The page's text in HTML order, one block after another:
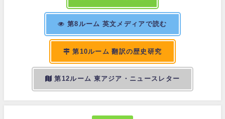
第8ルーム 英文メディアで読む
第10ルーム 翻訳の歴史研究
第12ルーム 東アジア・ニュースレター